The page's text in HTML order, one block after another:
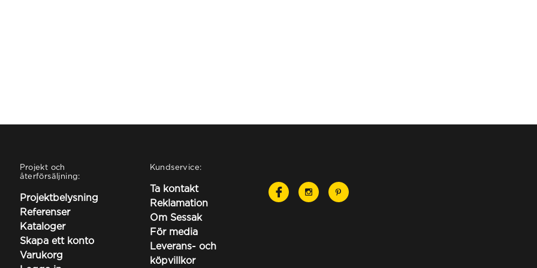
Projekt och
återförsäljning:
Projektbelysning
Referenser
Kataloger
Skapa ett konto
Varukorg
Kundservice:
Ta kontakt
Reklamation
Om Sessak
För media
Leverans- och
köpvillkor